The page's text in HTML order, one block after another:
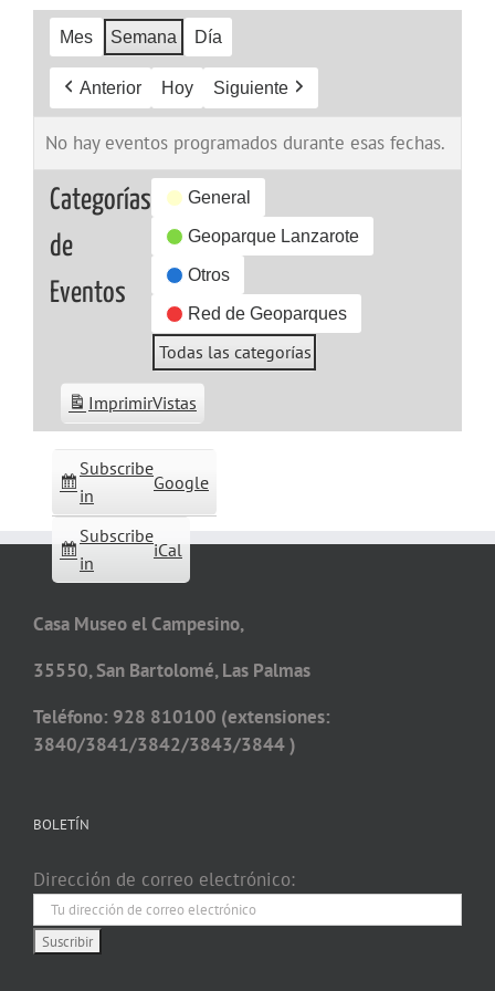
Mes Semana Día
Anterior Hoy Siguiente
No hay eventos programados durante esas fechas.
Categorías
de
Eventos
General
Geoparque Lanzarote
Otros
Red de Geoparques
Todas las categorías
Subscribe
in
Google
Subscribe
in
iCal
ImprimirVistas
Casa Museo el Campesino,
35550, San Bartolomé, Las Palmas
Teléfono: 928 810100 (extensiones:
3840/3841/3842/3843/3844 )
BOLETÍN
Dirección de correo electrónico: